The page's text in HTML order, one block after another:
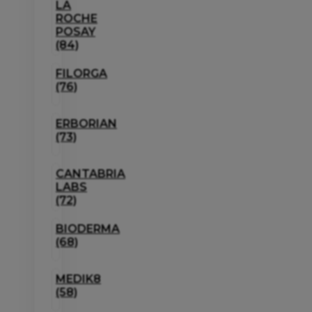
LA
ROCHE
POSAY
(84)
FILORGA
(76)
ERBORIAN
(73)
CANTABRIA
LABS
(72)
BIODERMA
(68)
MEDIK8
(58)